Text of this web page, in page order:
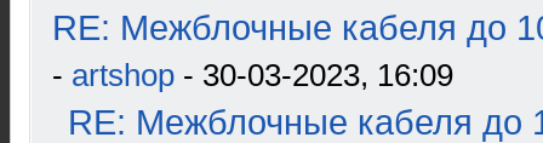
RE: Межблочные кабеля до
- artshop - 30-03-2023, 16:09
RE: Межблочные кабеля до